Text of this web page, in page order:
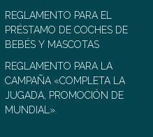
REGLAMENTO PARA EL
PRÉSTAMO DE COCHES DE
BEBÉS Y MASCOTAS
REGLAMENTO PARA LA
CAMPAÑA «COMPLETA LA
JUGADA, PROMOCIÓN DE
MUNDIAL»